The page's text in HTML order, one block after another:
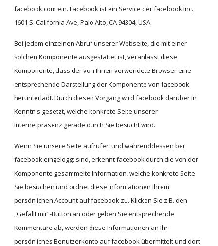
facebook.com ein. Facebook ist ein Service der facebook Inc.,
1601 S. California Ave, Palo Alto, CA 94304, USA.
Bei jedem einzelnen Abruf unserer Webseite, die mit einer
solchen Komponente ausgestattet ist, veranlasst diese
Komponente, dass der von Ihnen verwendete Browser eine
entsprechende Darstellung der Komponente von facebook
herunterlädt. Durch diesen Vorgang wird facebook darüber in
Kenntnis gesetzt, welche konkrete Seite unserer
Internetpräsenz gerade durch Sie besucht wird.
Wenn Sie unsere Seite aufrufen und währenddessen bei
facebook eingeloggt sind, erkennt facebook durch die von der
Komponente gesammelte Information, welche konkrete Seite
Sie besuchen und ordnet diese Informationen Ihrem
persönlichen Account auf facebook zu. Klicken Sie z.B. den
„Gefällt mir“-Button an oder geben Sie entsprechende
Kommentare ab, werden diese Informationen an Ihr
persönliches Benutzerkonto auf facebook übermittelt und dort